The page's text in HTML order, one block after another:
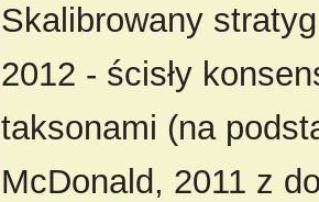
Skalibrowany
2012 - ścisły
taksonami (na
McDonald, 2011 z